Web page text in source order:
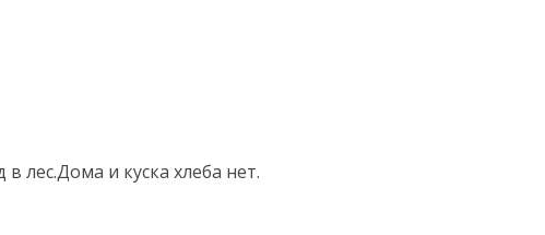
лес.Дома и куска хлеба нет.